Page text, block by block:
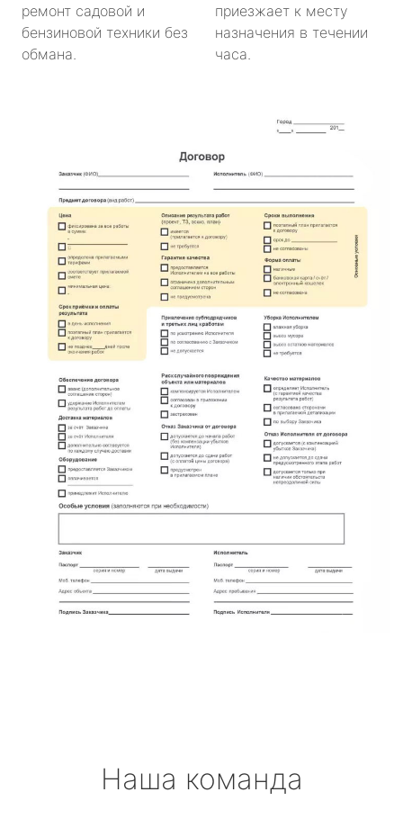
ремонт садовой и
бензиновой техники без
обмана.
приезжает к месту
назначения в течении
часа.
Наша команда